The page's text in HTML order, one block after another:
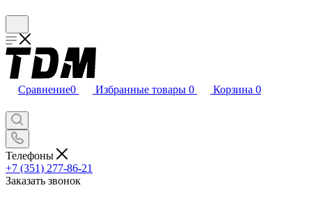
Сравнение0 Избранные товары 0 Корзина 0
Телефоны
+7 (351) 277-86-21
Заказать звонок